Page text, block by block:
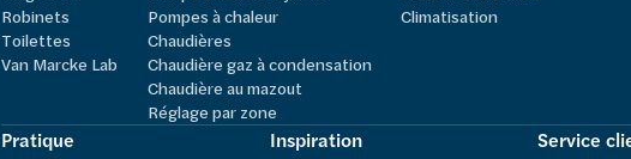
Robinets
Toilettes
Van Marcke Lab
Pompes à chaleur
Chaudières
Chaudière gaz à condensation
Chaudière au mazout
Réglage par zone
Climatisation
Pratique Inspiration Service